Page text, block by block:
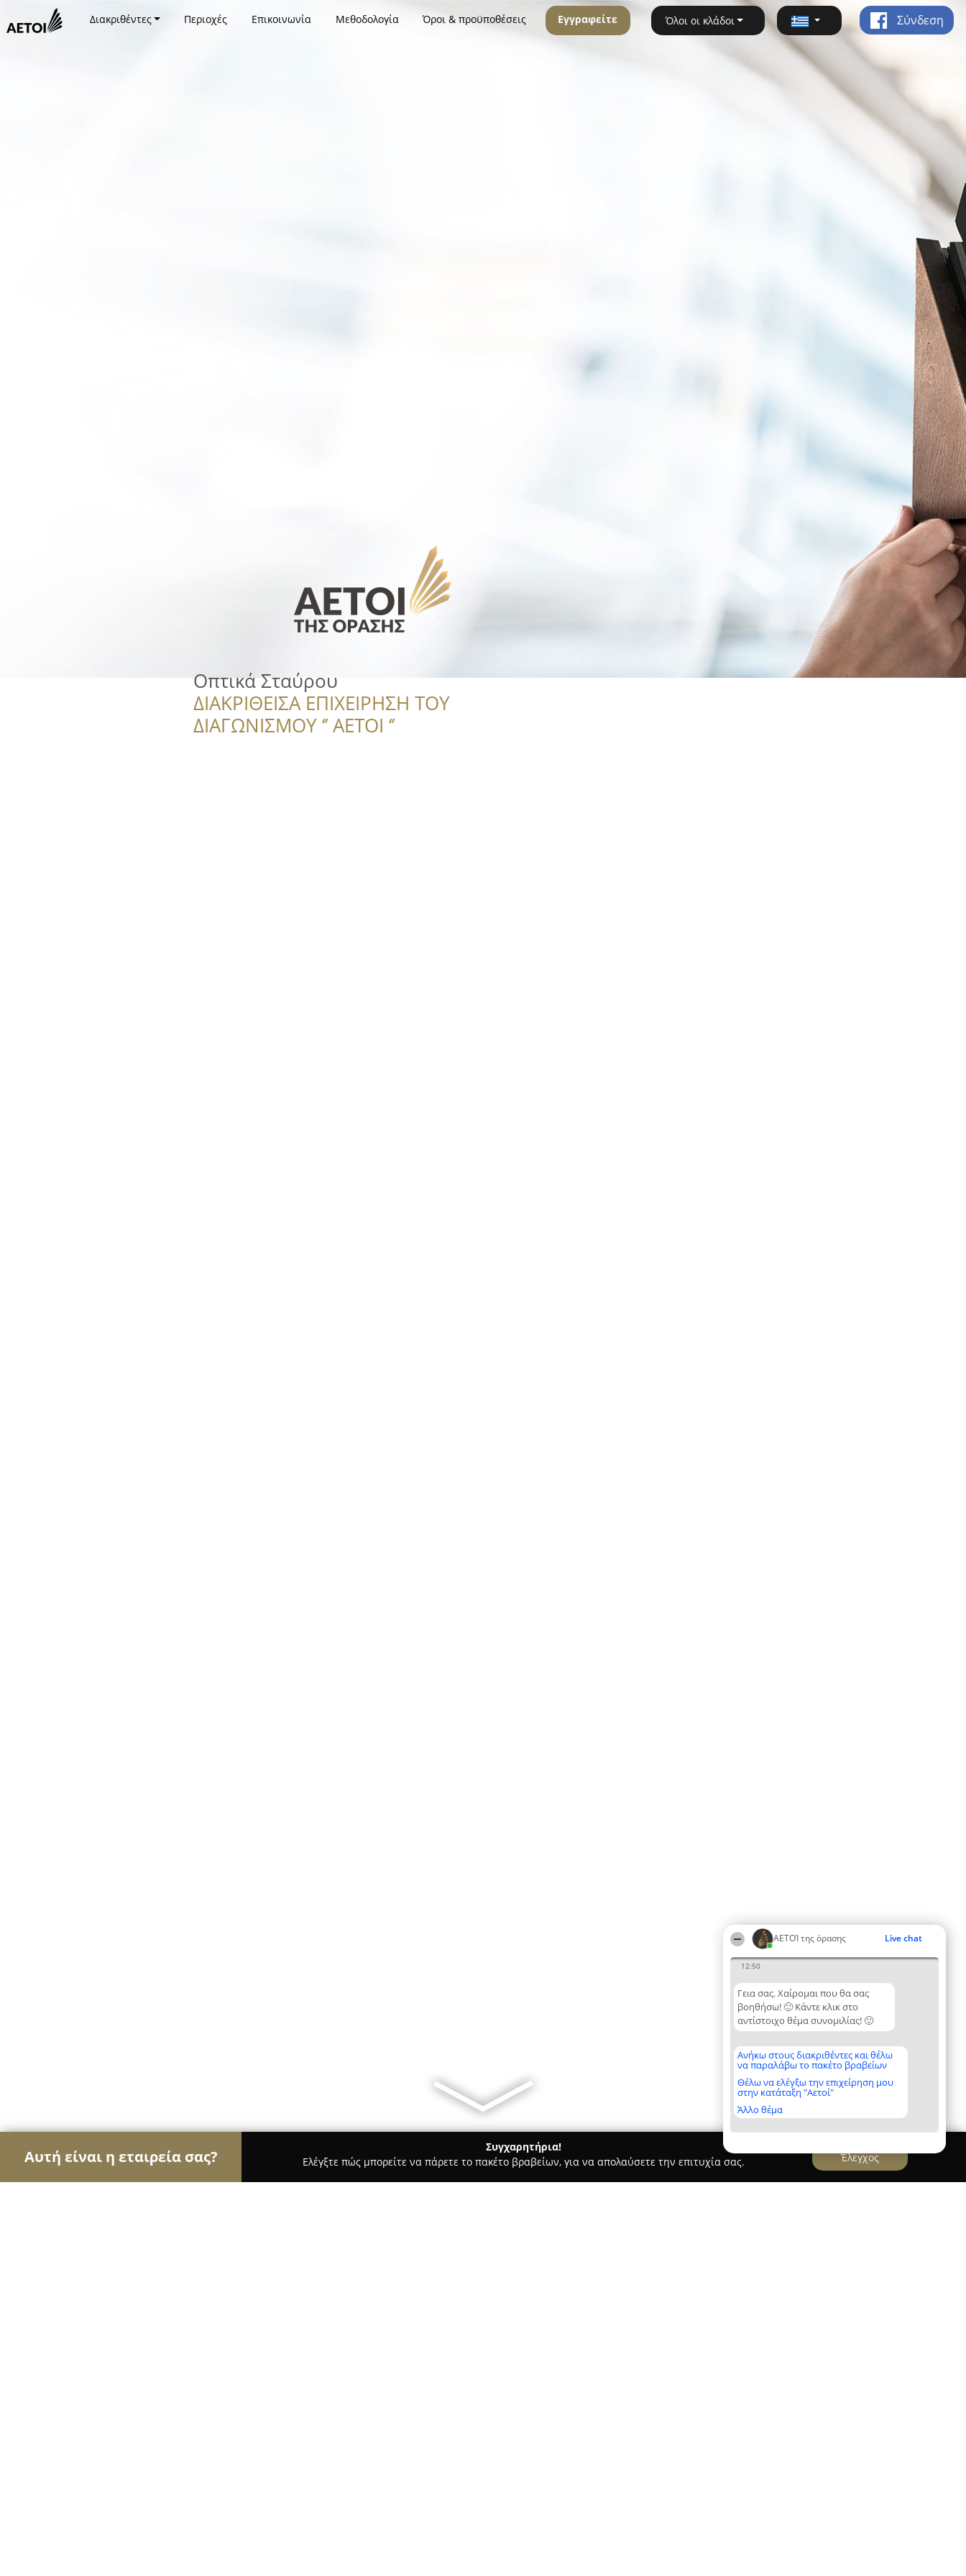
ΑΕΤΟΊ της όρασης Live chat
12:50
Γεια σας. Χαίρομαι που θα σας
βοηθήσω! 🙂 Κάντε κλικ στο
αντίστοιχο θέμα συνομιλίας! 🙂
Ανήκω στους διακριθέντες και θέλω
να παραλάβω το πακέτο βραβείων
Θέλω να ελέγξω την επιχείρηση μου
στην κατάταξη "Αετοί"
Άλλο θέμα
Διακριθέντες Περιοχές Επικοινωνία Μεθοδολογία Όροι & προϋποθέσεις Εγγραφείτε Όλοι οι κλάδοι Σύνδεση
Οπτικά Σταύρου
ΔΙΑΚΡΙΘΕΙΣΑ ΕΠΙΧΕΙΡΗΣΗ ΤΟΥ
ΔΙΑΓΩΝΙΣΜΟΥ ‘’ ΑΕΤΟΙ ‘’
Αυτή είναι η εταιρεία σας?
Συγχαρητήρια!
Ελέγξτε πώς μπορείτε να πάρετε το πακέτο βραβείων, για να απολαύσετε την επιτυχία σας.
Έλεγχος